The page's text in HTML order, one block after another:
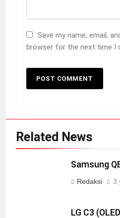
Save my name, email,
browser for the next time I
Related News
Samsung
Redaksi 3
LG C3